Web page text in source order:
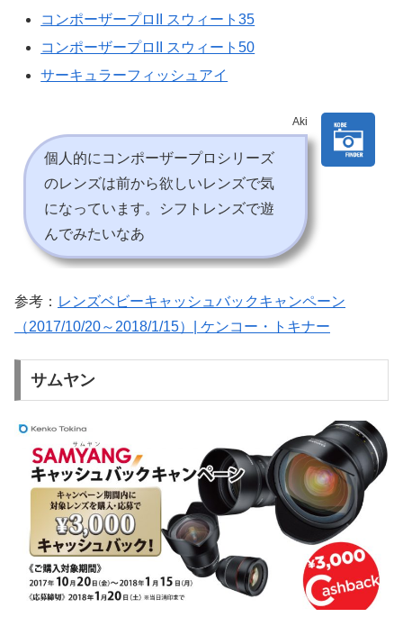
コンポーザープロII スウィート35
コンポーザープロII スウィート50
サーキュラーフィッシュアイ
Aki
個人的にコンポーザープロシリーズ
のレンズは前から欲しいレンズで気
になっています。シフトレンズで遊
んでみたいなあ
参考： レンズベビーキャッシュバックキャンペーン
（2017/10/20～2018/1/15）| ケンコー・トキナー
サムヤン